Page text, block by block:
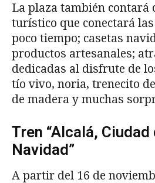
La plaza también contará
turístico que conectará
poco tiempo; casetas
productos artesanales;
dedicadas al disfrute de
tío vivo, noria, trenecito
de madera y muchas
Tren “Alcalá, Ciudad
Navidad”
A partir del 16 de